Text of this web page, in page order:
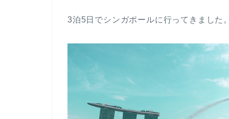
3泊5日でシンガポールに行ってきました